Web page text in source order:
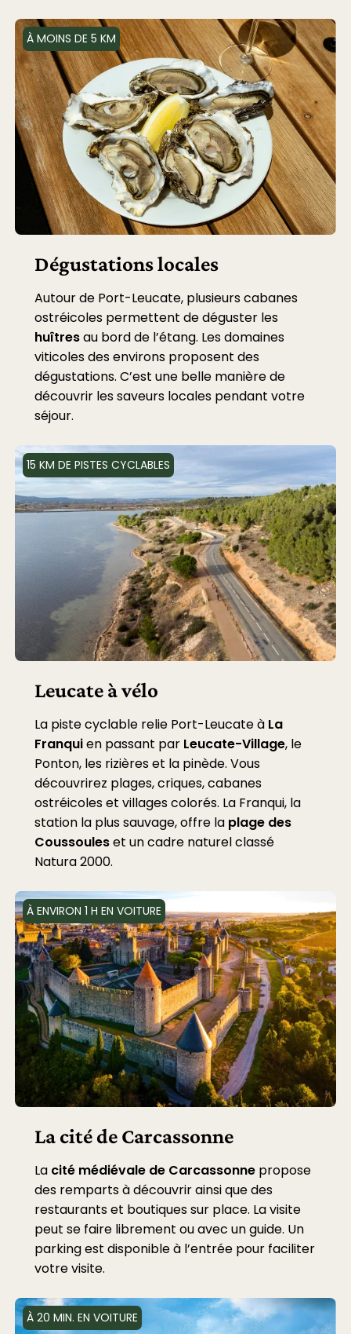
À MOINS DE 5 KM
Dégustations locales
Autour de Port-Leucate, plusieurs cabanes
ostréicoles permettent de déguster les
huîtresau bord de l’étang. Les domaines
viticoles des environs proposent des
dégustations. C’est une belle manière de
découvrir les saveurs locales pendant votre
séjour.
15 KM DE PISTES CYCLABLES
Leucate à vélo
La piste cyclable relie Port-Leucate à La
Franquien passant par Leucate-Village, le
Ponton, les rizières et la pinède. Vous
découvrirez plages, criques, cabanes
ostréicoles et villages colorés. La Franqui, la
station la plus sauvage, offre la plage des
Coussouleset un cadre naturel classé
Natura 2000.
À ENVIRON 1 H EN VOITURE
La cité de Carcassonne
La cité médiévale de Carcassonnepropose
des remparts à découvrir ainsi que des
restaurants et boutiques sur place. La visite
peut se faire librement ou avec un guide. Un
parking est disponible à l’entrée pour faciliter
votre visite.
À 20 MIN. EN VOITURE